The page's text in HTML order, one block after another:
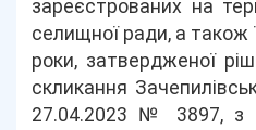
зареєстрованих на
селищної ради, а також
роки, затвердженої
скликання
27.04.2023 № 3897, з